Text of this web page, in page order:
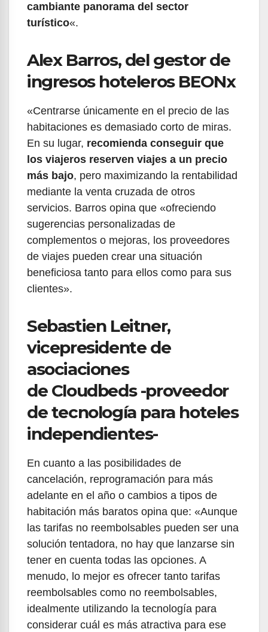
cambiante panorama del sector
turístico«.
Alex Barros, del gestor de
ingresos hoteleros BEONx
«Centrarse únicamente en el precio de las
habitaciones es demasiado corto de miras.
En su lugar, recomienda conseguir que
los viajeros reserven viajes a un precio
más bajo, pero maximizando la rentabilidad
mediante la venta cruzada de otros
servicios. Barros opina que «ofreciendo
sugerencias personalizadas de
complementos o mejoras, los proveedores
de viajes pueden crear una situación
beneficiosa tanto para ellos como para sus
clientes».
Sebastien Leitner,
vicepresidente de
asociaciones
de Cloudbeds -proveedor
de tecnología para hoteles
independientes-
En cuanto a las posibilidades de
cancelación, reprogramación para más
adelante en el año o cambios a tipos de
habitación más baratos opina que: «Aunque
las tarifas no reembolsables pueden ser una
solución tentadora, no hay que lanzarse sin
tener en cuenta todas las opciones. A
menudo, lo mejor es ofrecer tanto tarifas
reembolsables como no reembolsables,
idealmente utilizando la tecnología para
considerar cuál es más atractiva para ese